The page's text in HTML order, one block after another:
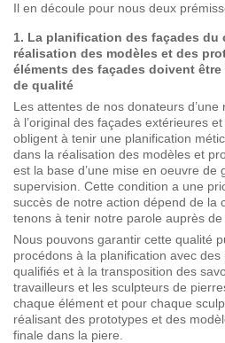
Il en découle pour nous deux
1. La planification des façades du
réalisation des modèles et des
éléments des façades doivent
de qualité
Les attentes de nos donateurs
à l’original des façades extérieures
obligent à tenir une planification
dans la réalisation des modèles et
est la base d’une mise en oeuvre de
supervision. Cette condition a une
succès de notre action dépend de la
tenons à tenir notre parole auprès
Nous pouvons garantir cette qualité
procédons à la planification avec
qualifiés et à la transposition des
travailleurs et les sculpteurs de
chaque élément et pour chaque
réalisant des prototypes et des
finale dans la piere.